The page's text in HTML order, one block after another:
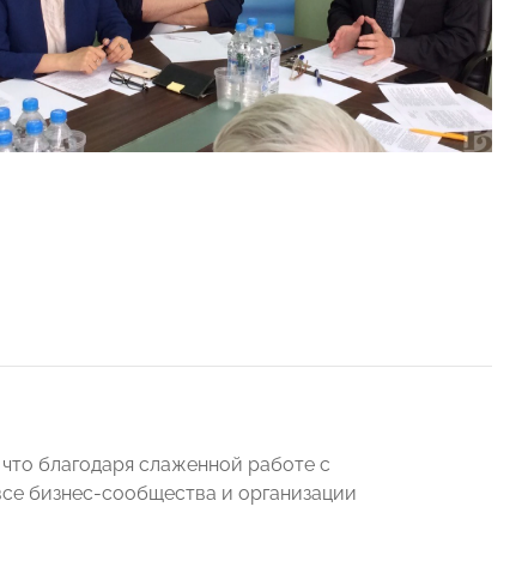
благодаря слаженной работе с
бизнес-сообщества и организации